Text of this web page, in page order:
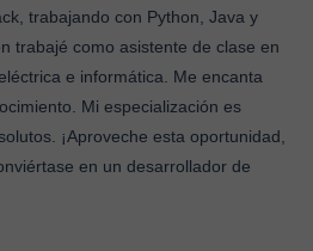
trabajando con Python, Java y
trabajé como asistente de clase en
e informática. Me encanta
Mi especialización es
¡Aproveche esta oportunidad,
en un desarrollador de